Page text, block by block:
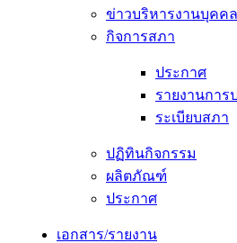
ข่าวบริหารงานบุคคล
กิจการสภา
ประกาศ
รายงานการ
ระเบียบสภา
ปฏิทินกิจกรรม
ผลิตภัณฑ์
ประกาศ
เอกสาร/รายงาน